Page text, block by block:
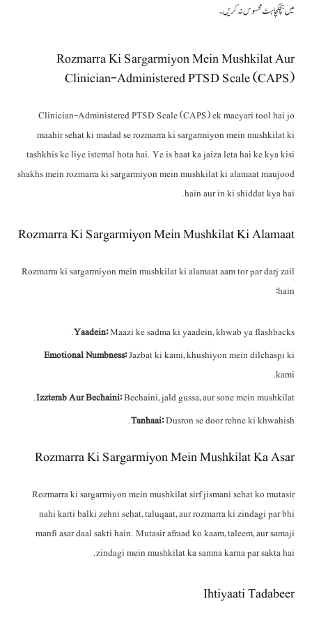
میں ہچکچاہٹ محسوس نہ کریں۔
Rozmarra Ki Sargarmiyon Mein Mushkilat Aur
Clinician-Administered PTSD Scale (CAPS)
Clinician-Administered PTSD Scale (CAPS) ek maeyari tool hai jo
maahir sehat ki madad se rozmarra ki sargarmiyon mein mushkilat ki
tashkhis ke liye istemal hota hai. Ye is baat ka jaiza leta hai ke kya kisi
shakhs mein rozmarra ki sargarmiyon mein mushkilat ki alamaat maujood
hain aur in ki shiddat kya hai.
Rozmarra Ki Sargarmiyon Mein Mushkilat Ki Alamaat
Rozmarra ki sargarmiyon mein mushkilat ki alamaat aam tor par darj zail
hain:
Yaadein:Maazi ke sadma ki yaadein, khwab ya flashbacks.
Emotional Numbness:Jazbat ki kami, khushiyon mein dilchaspi ki
kami.
Izzterab Aur Bechaini:Bechaini, jald gussa, aur sone mein mushkilat.
Tanhaai:Dusron se door rehne ki khwahish.
Rozmarra Ki Sargarmiyon Mein Mushkilat Ka Asar
Rozmarra ki sargarmiyon mein mushkilat sirf jismani sehat ko mutasir
nahi karti balki zehni sehat, taluqaat, aur rozmarra ki zindagi par bhi
manfi asar daal sakti hain. Mutasir afraad ko kaam, taleem, aur samaji
zindagi mein mushkilat ka samna karna par sakta hai.
Ihtiyaati Tadabeer